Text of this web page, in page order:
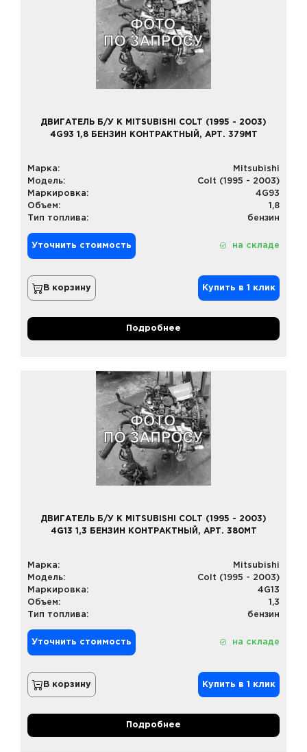
ДВИГАТЕЛЬ Б/У К MITSUBISHI COLT (1995 - 2003)
4G93 1,8 БЕНЗИН КОНТРАКТНЫЙ, АРТ. 379MT
Марка:
Mitsubishi
Модель:
Colt (1995 - 2003)
Маркировка:
4G93
Объем:
1,8
Тип топлива:
бензин
Уточнить стоимость на складе
В корзину Купить в 1 клик
Подробнее
ДВИГАТЕЛЬ Б/У К MITSUBISHI COLT (1995 - 2003)
4G13 1,3 БЕНЗИН КОНТРАКТНЫЙ, АРТ. 380MT
Марка:
Mitsubishi
Модель:
Colt (1995 - 2003)
Маркировка:
4G13
Объем:
1,3
Тип топлива:
бензин
Уточнить стоимость на складе
В корзину Купить в 1 клик
Подробнее